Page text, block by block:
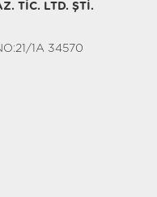
TİC. LTD. ŞTİ.
1A 34570